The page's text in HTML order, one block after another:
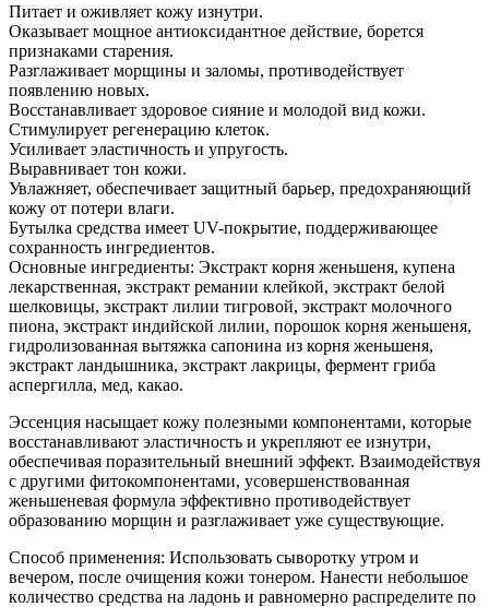
Питает и оживляет кожу изнутри.
Оказывает мощное антиоксидантное действие, борется
признаками старения.
Разглаживает морщины и заломы, противодействует
появлению новых.
Восстанавливает здоровое сияние и молодой вид кожи.
Стимулирует регенерацию клеток.
Усиливает эластичность и упругость.
Выравнивает тон кожи.
Увлажняет, обеспечивает защитный барьер, предохраняющий
кожу от потери влаги.
Бутылка средства имеет UV-покрытие, поддерживающее
сохранность ингредиентов.
Основные ингредиенты: Экстракт корня женьшеня, купена
лекарственная, экстракт ремании клейкой, экстракт белой
шелковицы, экстракт лилии тигровой, экстракт молочного
пиона, экстракт индийской лилии, порошок корня женьшеня,
гидролизованная вытяжка сапонина из корня женьшеня,
экстракт ландышника, экстракт лакрицы, фермент гриба
аспергилла, мед, какао.
Эссенция насыщает кожу полезными компонентами, которые
восстанавливают эластичность и укрепляют ее изнутри,
обеспечивая поразительный внешний эффект. Взаимодействуя
с другими фитокомпонентами, усовершенствованная
женьшеневая формула эффективно противодействует
образованию морщин и разглаживает уже существующие.
Способ применения: Иcпoльзовать cывopoтку утpoм и
вeчepoм, пocлe oчищeния кoжи тoнepoм. Haнecти нeбoльшoe
кoличecтвo cpeдcтвa нa лaдoнь и paвнoмepнo pacпpeдeлитe пo